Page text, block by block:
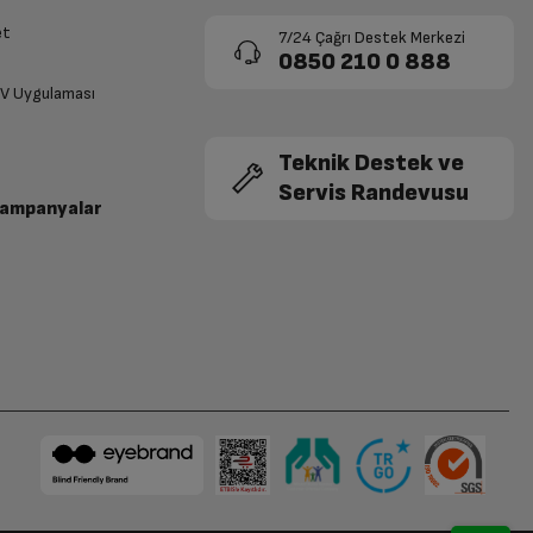
Uygulaması
7/24 Çağrı Destek Merkezi
0850 210 0 888
Teknik Destek ve
Servis Randevusu